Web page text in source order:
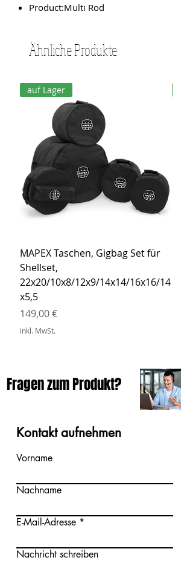
Product:Multi Rod
Ähnliche Produkte
auf Lager
MAPEX Taschen, Gigbag Set für
Shellset,
22x20/10x8/12x9/14x14/16x16/14
x5,5
Preis
149,00 €
inkl. MwSt.
Preis
Fragen zum Produkt?
Kontakt aufnehmen
Vorname
Nachname
E-Mail-Adresse
Nachricht schreiben